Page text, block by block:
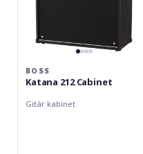
BOSS
Katana 212 Cabinet
Gitár kabinet